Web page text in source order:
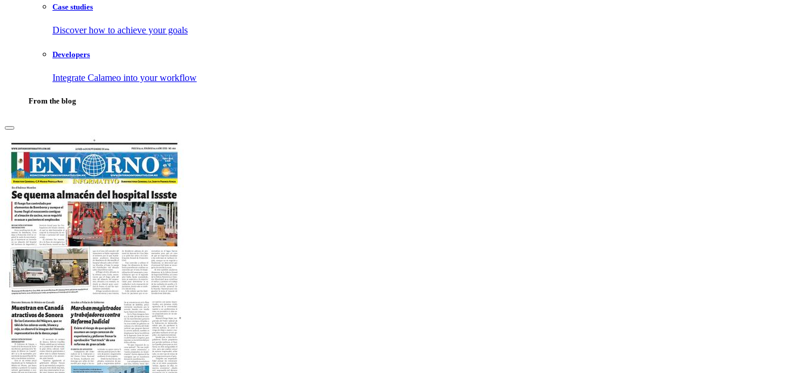
Case studies
Discover how to achieve your goals
Developers
Integrate Calameo into your workflow
From the blog